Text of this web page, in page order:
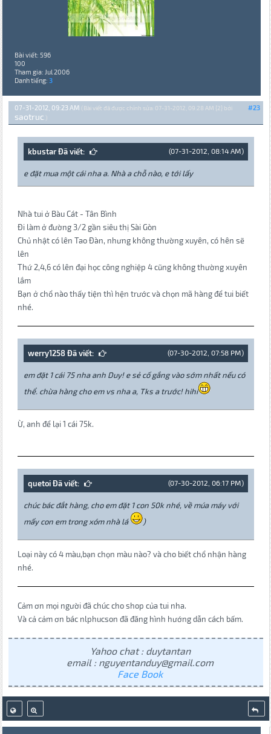
Bài viết: 596
100
Tham gia: Jul 2006
Danh tiếng: 3
#23
07-31-2012, 09:23 AM (Bài viết đã được chỉnh sửa: 07-31-2012, 09:28 AM {2} bởi
saotruc .)
(07-31-2012, 08:14 AM)
kbustar Đã viết:
e đặt mua một cái nha a. Nhà a chỗ nào, e tới lấy
Nhà tui ở Bàu Cát - Tân Bình
Đi làm ở đường 3/2 gần siêu thị Sài Gòn
Chủ nhật có lên Tao Đàn, nhưng không thường xuyên, có hên sẽ
lên
Thứ 2,4,6 có lên đại học công nghiệp 4 cũng không thường xuyên
lắm
Bạn ở chổ nào thấy tiện thì hện trước và chọn mã hàng để tui biết
nhé.
(07-30-2012, 07:58 PM)
werry1258 Đã viết:
em đặt 1 cái 75 nha anh Duy! e sẻ cố gắng vào sớm nhất nếu có
thể. chừa hàng cho em vs nha a, Tks a trước! hihi
Ừ, anh để lại 1 cái 75k.
(07-30-2012, 06:17 PM)
quetoi Đã viết:
chúc bác đắt hàng, cho em đặt 1 con 50k nhé, về múa máy với
mấy con em trong xóm nhà lá
)
Loại này có 4 màu,bạn chọn màu nào? và cho biết chổ nhận hàng
nhé.
Cảm ơn mọi người đã chúc cho shop của tui nha.
Và cả cảm ơn bác nlphucson đã đăng hình hướng dẫn cách bấm.
Yahoo chat : duytantan
email : nguyentanduy@gmail.com
Face Book